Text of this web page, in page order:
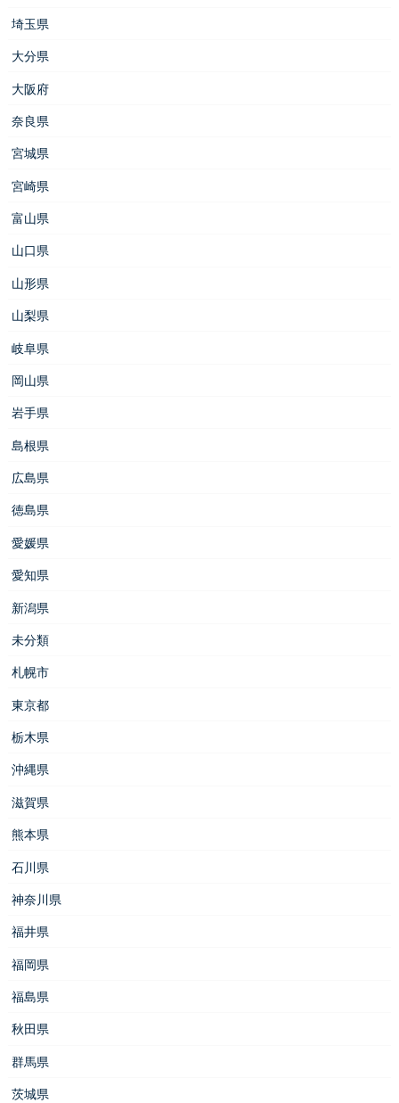
埼玉県
大分県
大阪府
奈良県
宮城県
宮崎県
富山県
山口県
山形県
山梨県
岐阜県
岡山県
岩手県
島根県
広島県
徳島県
愛媛県
愛知県
新潟県
未分類
札幌市
東京都
栃木県
沖縄県
滋賀県
熊本県
石川県
神奈川県
福井県
福岡県
福島県
秋田県
群馬県
茨城県